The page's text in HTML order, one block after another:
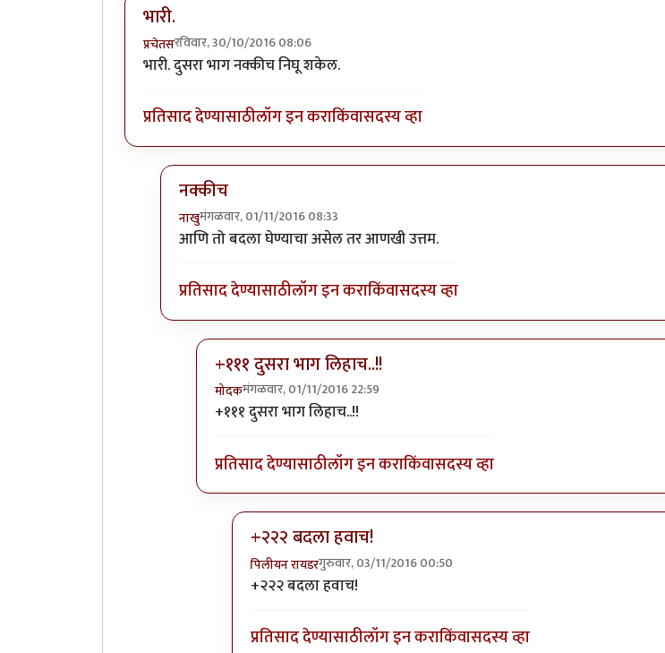
भारी.
प्रचेतसरविवार, 30/10/2016 08:06
भारी. दुसरा भाग नक्कीच निघू शकेल.
प्रतिसाद देण्यासाठीलॉग इन कराकिंवासदस्य व्हा
नक्कीच
नाखुमंगळवार, 01/11/2016 08:33
In reply toभारी.byप्रचेतस
आणि तो बदला घेण्याचा असेल तर आणखी उत्तम.
प्रतिसाद देण्यासाठीलॉग इन कराकिंवासदस्य व्हा
+१११ दुसरा भाग लिहाच..!!
मोदकमंगळवार, 01/11/2016 22:59
In reply toनक्कीचbyनाखु
+१११ दुसरा भाग लिहाच..!!
प्रतिसाद देण्यासाठीलॉग इन कराकिंवासदस्य व्हा
+२२२ बदला हवाच!
पिलीयन रायडरगुरुवार, 03/11/2016 00:50
In reply to+१११ दुसरा भाग लिहाच..!!
+२२२ बदला हवाच!
प्रतिसाद देण्यासाठीलॉग इन कराकिंवासदस्य व्हा